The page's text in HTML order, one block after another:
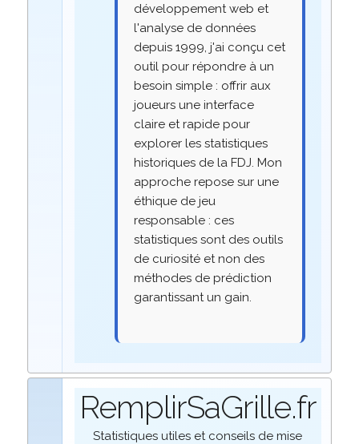
développement web et
l'analyse de données
depuis 1999, j'ai conçu cet
outil pour répondre à un
besoin simple : offrir aux
joueurs une interface
claire et rapide pour
explorer les statistiques
historiques de la FDJ. Mon
approche repose sur une
éthique de jeu
responsable : ces
statistiques sont des outils
de curiosité et non des
méthodes de prédiction
garantissant un gain.
RemplirSaGrille.fr
Statistiques utiles et conseils de mise